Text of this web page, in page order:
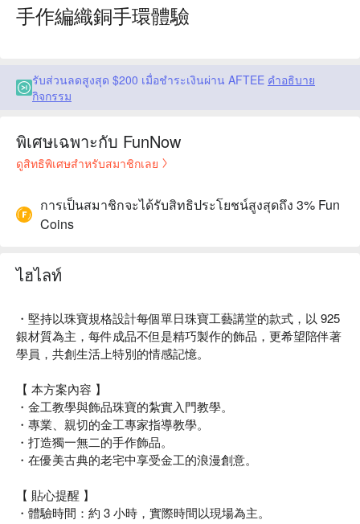
手作編織銅手環體驗
รับส่วนลดสูงสุด $200 เมื่อชำระเงินผ่าน AFTEE คำอธิบาย
กิจกรรม
พิเศษเฉพาะกับ FunNow
ดูสิทธิพิเศษสำหรับสมาชิกเลย
การเป็นสมาชิกจะได้รับสิทธิประโยชน์สูงสุดถึง 3% Fun
Coins
ไฮไลท์
・堅持以珠寶規格設計每個單日珠寶工藝講堂的款式，以 925
銀材質為主，每件成品不但是精巧製作的飾品，更希望陪伴著
學員，共創生活上特別的情感記憶。
【 本方案內容 】
・金工教學與飾品珠寶的紮實入門教學。
・專業、親切的金工專家指導教學。
・打造獨一無二的手作飾品。
・在優美古典的老宅中享受金工的浪漫創意。
【 貼心提醒 】
・體驗時間：約 3 小時，實際時間以現場為主。